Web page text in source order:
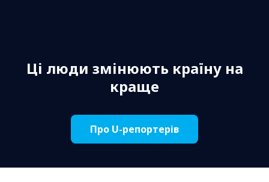
Ці люди змінюють країну на
краще
Про U-репортерів